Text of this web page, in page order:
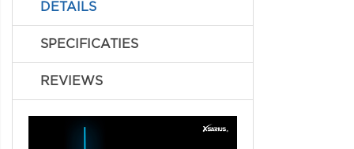
DETAILS
SPECIFICATIES
REVIEWS